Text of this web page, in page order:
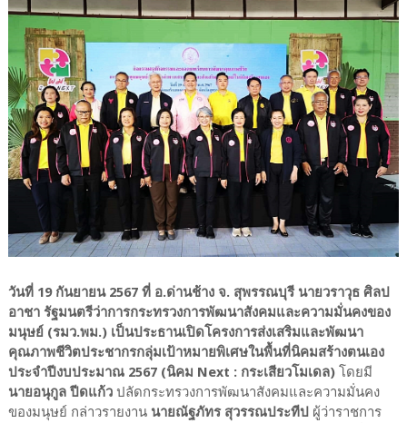
วันที่ 19 กันยายน 2567 ที่ อ.ด่านช้าง จ. สุพรรณบุรี นายวราวุธ ศิลป
อาชา รัฐมนตรีว่าการกระทรวงการพัฒนาสังคมและความมั่นคงของ
มนุษย์ (รมว.พม.) เป็นประธานเปิดโครงการส่งเสริมและพัฒนา
คุณภาพชีวิตประชากรกลุ่มเป้าหมายพิเศษในพื้นที่นิคมสร้างตนเอง
ประจำปีงบประมาณ 2567 (นิคม Next : กระเสียวโมเดล)โดยมี
นายอนุกูล ปีดแก้วปลัดกระทรวงการพัฒนาสังคมและความมั่นคง
ของมนุษย์ กล่าวรายงาน นายณัฐภัทร สุวรรณประทีป ผู้ว่าราชการ